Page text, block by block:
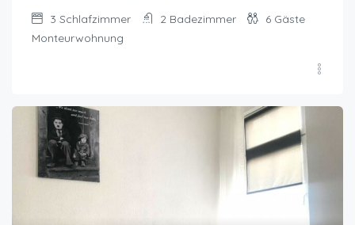
3 Schlafzimmer 2 Badezimmer 6 Gäste
Monteurwohnung